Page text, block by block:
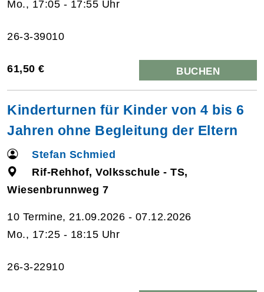
Mo., 17:05 - 17:55 Uhr
26-3-39010
61,50 € BUCHEN
Kinderturnen für Kinder von 4 bis 6
Jahren ohne Begleitung der Eltern
Stefan Schmied
Rif-Rehhof, Volksschule - TS,
Wiesenbrunnweg 7
10 Termine, 21.09.2026 - 07.12.2026
Mo., 17:25 - 18:15 Uhr
26-3-22910